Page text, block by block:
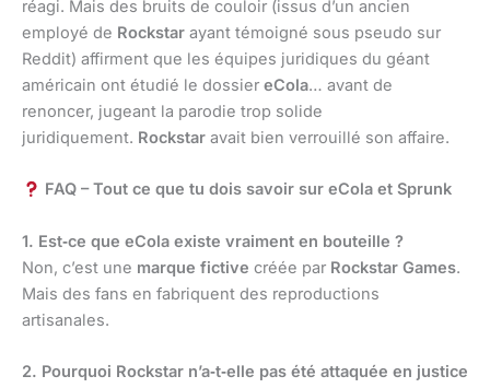
réagi. Mais des bruits de couloir (issus d’un ancien
employé de Rockstar ayant témoigné sous pseudo sur
Reddit) affirment que les équipes juridiques du géant
américain ont étudié le dossier eCola… avant de
renoncer, jugeant la parodie trop solide
juridiquement. Rockstar avait bien verrouillé son affaire.
FAQ – Tout ce que tu dois savoir sur eCola et Sprunk
1. Est‑ce que eCola existe vraiment en bouteille ?
Non, c’est une marque fictive créée par Rockstar Games.
Mais des fans en fabriquent des reproductions
artisanales.
2. Pourquoi Rockstar n’a‑t‑elle pas été attaquée en justice